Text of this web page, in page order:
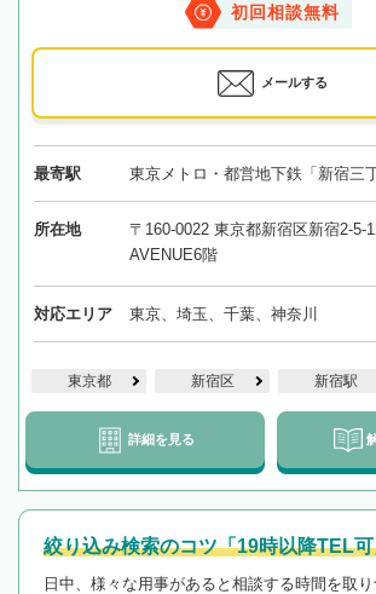
初回相談無料
メールする
最寄駅 東京メトロ・都営地下鉄「新宿三
所在地
〒160-0022 東京都新宿区新宿2-5-
AVENUE6階
対応エリア 東京、埼玉、千葉、神奈川
東京都 新宿区 新宿駅
詳細を見る
絞り込み検索のコツ「19時以降TEL
日中、様々な用事があると相談する時間を取り